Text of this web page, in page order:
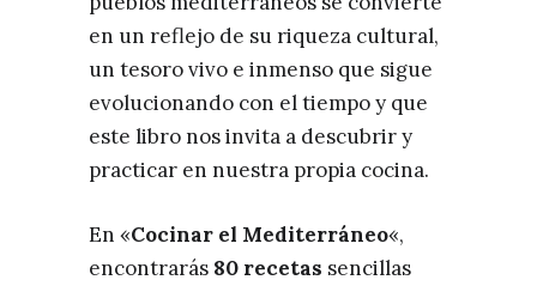
en un reflejo de su riqueza cultural,
un tesoro vivo e inmenso que sigue
evolucionando con el tiempo y que
este libro nos invita a descubrir y
practicar en nuestra propia cocina.
En «Cocinar el Mediterráneo«,
encontrarás 80 recetas sencillas